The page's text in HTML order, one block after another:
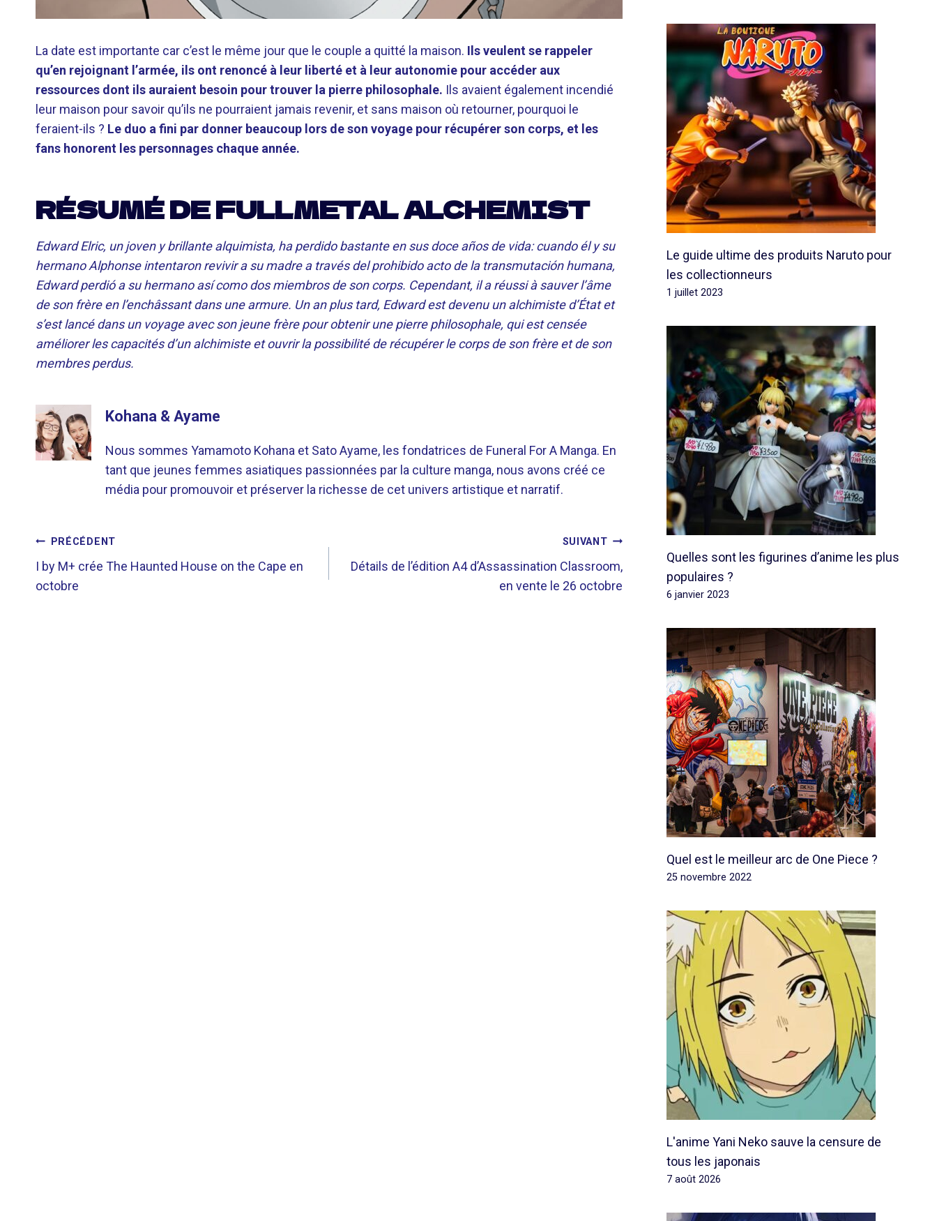
La date est importante car c’est le même jour que le couple a quitté la maison. Ils veulent se rappeler
qu’en rejoignant l’armée, ils ont renoncé à leur liberté et à leur autonomie pour accéder aux
ressources dont ils auraient besoin pour trouver la pierre philosophale. Ils avaient également incendié
leur maison pour savoir qu’ils ne pourraient jamais revenir, et sans maison où retourner, pourquoi le
feraient-ils ? Le duo a fini par donner beaucoup lors de son voyage pour récupérer son corps, et les
fans honorent les personnages chaque année.
RÉSUMÉ DE FULLMETAL ALCHEMIST
Edward Elric, un joven y brillante alquimista, ha perdido bastante en sus doce años de vida: cuando él y su
hermano Alphonse intentaron revivir a su madre a través del prohibido acto de la transmutación humana,
Edward perdió a su hermano así como dos miembros de son corps. Cependant, il a réussi à sauver l’âme
de son frère en l’enchâssant dans une armure. Un an plus tard, Edward est devenu un alchimiste d’État et
s’est lancé dans un voyage avec son jeune frère pour obtenir une pierre philosophale, qui est censée
améliorer les capacités d’un alchimiste et ouvrir la possibilité de récupérer le corps de son frère et de son
membres perdus.
Kohana & Ayame
Nous sommes Yamamoto Kohana et Sato Ayame, les fondatrices de Funeral For A Manga. En
tant que jeunes femmes asiatiques passionnées par la culture manga, nous avons créé ce
média pour promouvoir et préserver la richesse de cet univers artistique et narratif.
NAVIGATION
DE
PRÉCÉDENT
I by M+ crée The Haunted House on the Cape en
octobre
SUIVANT
Détails de l’édition A4 d’Assassination Classroom,
en vente le 26 octobre
Le guide ultime des produits Naruto pour
les collectionneurs
1 juillet 2023
Quelles sont les figurines d’anime les plus
populaires ?
6 janvier 2023
Quel est le meilleur arc de One Piece ?
25 novembre 2022
L'anime Yani Neko sauve la censure de
tous les japonais
7 août 2026